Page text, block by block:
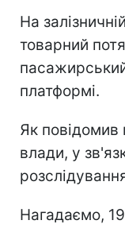
На
товарний
платформі.
Як повідомив
влади, у
Нагадаємо,